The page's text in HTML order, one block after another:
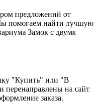
предложений от
помогаем найти лучшую
Замок с двумя
"Купить" или "В
перенаправлены на сайт
заказа.